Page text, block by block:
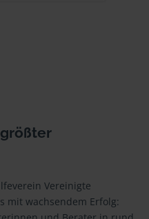
Vereinigte
mit wachsendem Erfolg: